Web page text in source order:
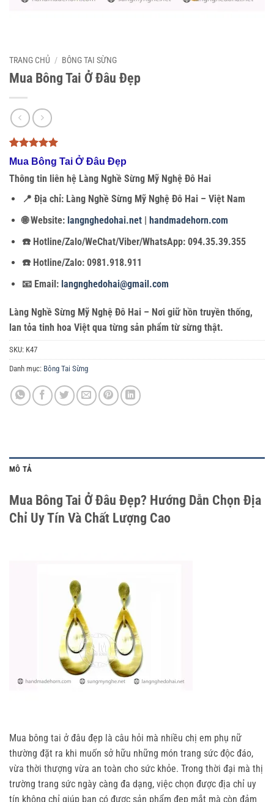
TRANG CHỦ / BÔNG TAI SỪNG
Mua Bông Tai Ở Đâu Đẹp
5trên 5
dựa trên
3
đánh giá
Mua Bông Tai Ở Đâu Đẹp
Thông tin liên hệ Làng Nghề Sừng Mỹ Nghệ Đô Hai
📍 Địa chỉ:Làng Nghề Sừng Mỹ Nghệ Đô Hai – Việt Nam
🌐 Website: langnghedohai.net| handmadehorn.com
☎️ Hotline/Zalo/WeChat/Viber/WhatsApp: 094.35.39.355
☎️ Hotline/Zalo: 0981.918.911
📧 Email: langnghedohai@gmail.com
Làng Nghề Sừng Mỹ Nghệ Đô Hai – Nơi giữ hồn truyền thống,
lan tỏa tinh hoa Việt qua từng sản phẩm từ sừng thật.
SKU: K47
Danh mục: Bông Tai Sừng
MÔ TẢ
Mua Bông Tai Ở Đâu Đẹp? Hướng Dẫn Chọn Địa
Chỉ Uy Tín Và Chất Lượng Cao
Mua bông tai ở đâu đẹp là câu hỏi mà nhiều chị em phụ nữ
thường đặt ra khi muốn sở hữu những món trang sức độc đáo,
vừa thời thượng vừa an toàn cho sức khỏe. Trong thời đại mà thị
trường trang sức ngày càng đa dạng, việc chọn được địa chỉ uy
tín không chỉ giúp bạn có được sản phẩm đẹp mắt mà còn đảm